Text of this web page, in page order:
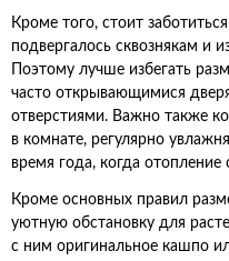
Кроме того, стоит
подвергалось сквознякам и
Поэтому лучше избегать
часто открывающимися
отверстиями. Важно также
в комнате, регулярно
время года, когда
Кроме основных правил
уютную обстановку для
с ним оригинальное кашпо